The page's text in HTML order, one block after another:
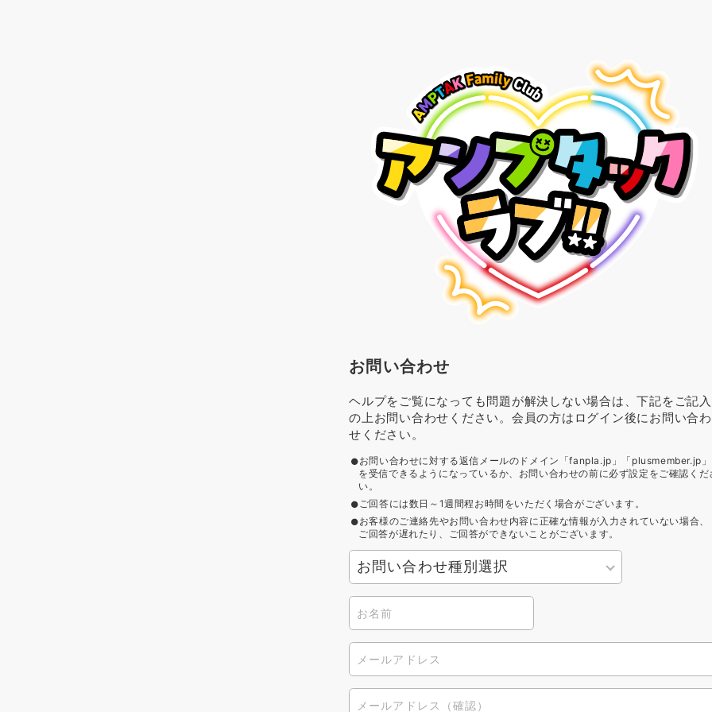
お問い合わせ
ヘルプをご覧になっても問題が解決しない場合は、下記をご記入
の上お問い合わせください。会員の方はログイン後にお問い合わ
せください。
お問い合わせに対する返信メールのドメイン「fanpla.jp」「plusmember.jp」
を受信できるようになっているか、お問い合わせの前に必ず設定をご確認くだ
い。
ご回答には数日～1週間程お時間をいただく場合がございます。
お客様のご連絡先やお問い合わせ内容に正確な情報が入力されていない場合、
ご回答が遅れたり、ご回答ができないことがございます。